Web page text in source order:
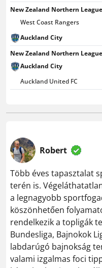
New Zealand Northern League
West Coast Rangers
Auckland City
New Zealand Northern League
Auckland United FC
Auckland City
Robert
Több éves tapasztalat
terén is.
a legnagyobb
köszönhetően
rendelkezik a topligák
Bundesliga, Bajnokok
labdarúgó bajnokság
valami izgalmas foci